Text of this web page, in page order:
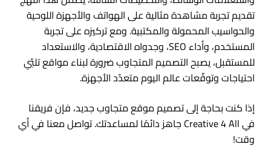
تقديم تجربة مشاهدة مثالية على الهواتف والأجهزة اللوحية
والحواسيب المحمولة والمكتبية. ومع تركيزه على تجربة
المستخدم، وأداء SEO، وجدواه الاقتصادية، والاستعداد
للمستقبل، يصبح التصميم المتجاوب ضرورة لبناء مواقع تلبّي
احتياجات وتوقّعات عالم اليوم متعدّد الأجهزة.
إذا كنت بحاجة إلى تصميم موقع متجاوب جديد، فإن فريقنا
في Creative 4 All جاهز دائمًا لمساعدتك. تواصل معنا في أي
وقت!